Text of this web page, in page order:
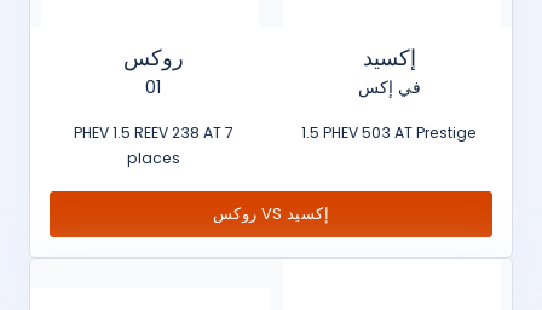
روكس
01
PHEV 1.5 REEV 238 AT 7
places
إكسيد
في إكس
1.5 PHEV 503 AT Prestige
روكس VS إكسيد